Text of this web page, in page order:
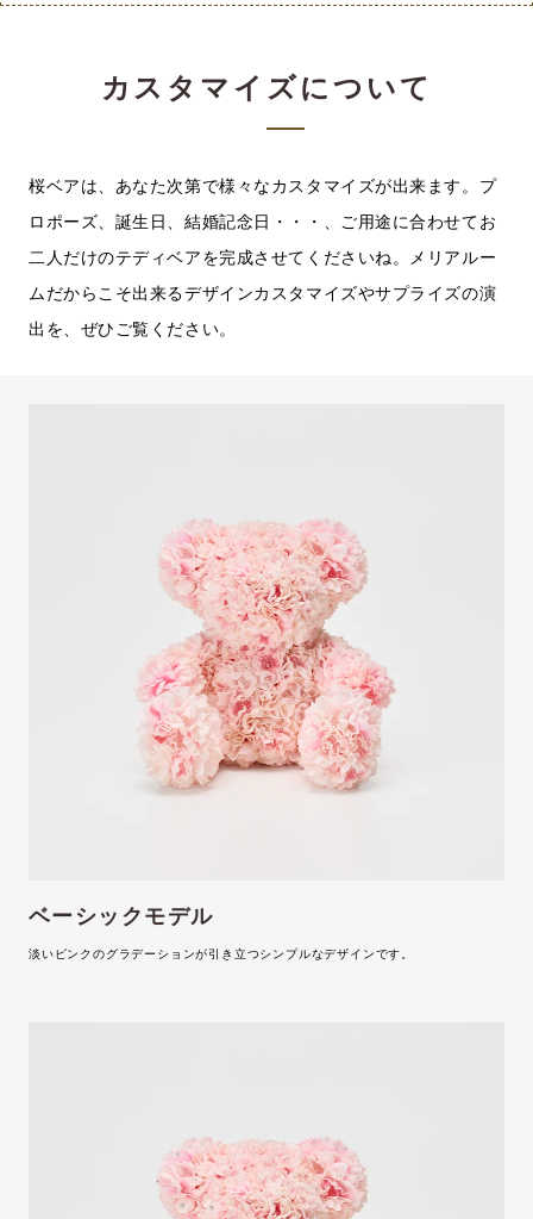
カスタマイズについて
桜ベアは、あなた次第で様々なカスタマイズが出来ます。プ
ロポーズ、誕生日、結婚記念日・・・、ご用途に合わせてお
二人だけのテディベアを完成させてくださいね。メリアルー
ムだからこそ出来るデザインカスタマイズやサプライズの演
出を、ぜひご覧ください。
ベーシックモデル
淡いピンクのグラデーションが引き立つシンプルなデザインです。